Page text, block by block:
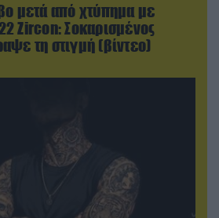
μετά από χτύπημα με
Zircon: Σοκαρισμένος
τη στιγμή (βίντεο)